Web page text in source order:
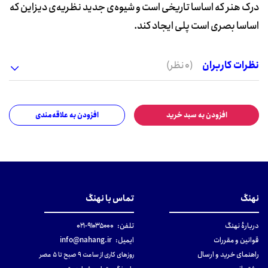
درک هنر که اساسا تاریخی است و شیوه‌ی جدید نظریه‌ی دیزاین که
اساسا بصری است پلی ایجاد کند.
نظرات کاربران (0 نظر)
افزودن به سبد خرید افزودن به علاقه‌مندی
نهنگ
دربارهٔ نهنگ
قوانین و مقررات
راهنمای خرید و ارسال
تماس با نهنگ
تلفن: ۹۱۰۳۵۰۰۰-۰۲۱
ایمیل: info@nahang.ir
روزهای کاری از ساعت ۹ صبح تا ۵ عصر